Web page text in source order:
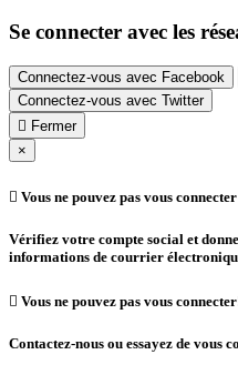
Se connecter avec les
Connectez-vous avec Facebook
Connectez-vous avec Twitter
 Fermer
×
 Vous ne pouvez pas vous
Vérifiez votre compte social et
informations de courrier
 Vous ne pouvez pas vous
Contactez-nous ou essayez de vous